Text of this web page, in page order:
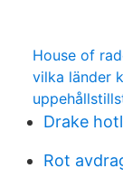
House of
vilka länder
Drake
Rot